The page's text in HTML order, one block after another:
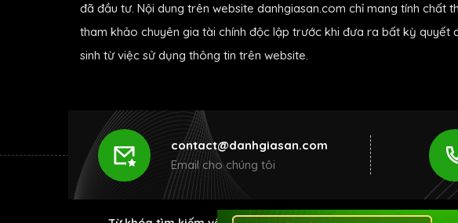
đã đầu tư. Nội dung trên website danhgiasan.com chỉ mang tính chất
tham khảo chuyên gia tài chính độc lập trước khi đưa ra bất kỳ
sinh từ việc sử dụng thông tin trên website.
contact@danhgiasan.com
Email cho chúng tôi